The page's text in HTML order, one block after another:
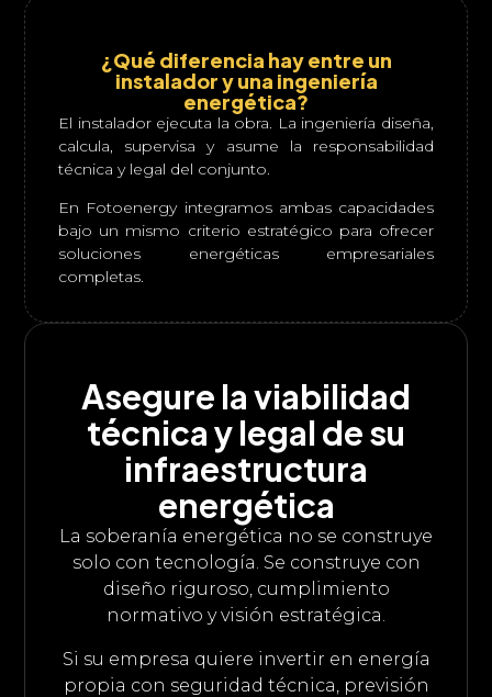
¿Qué diferencia hay entre un
instalador y una ingeniería
energética?
El instalador ejecuta la obra. La ingeniería diseña,
calcula, supervisa y asume la responsabilidad
técnica y legal del conjunto.
En Fotoenergy integramos ambas capacidades
bajo un mismo criterio estratégico para ofrecer
soluciones energéticas empresariales
completas.
Asegure la viabilidad
técnica y legal de su
infraestructura
energética
La soberanía energética no se construye
solo con tecnología. Se construye con
diseño riguroso, cumplimiento
normativo y visión estratégica.
Si su empresa quiere invertir en energía
propia con seguridad técnica, previsión